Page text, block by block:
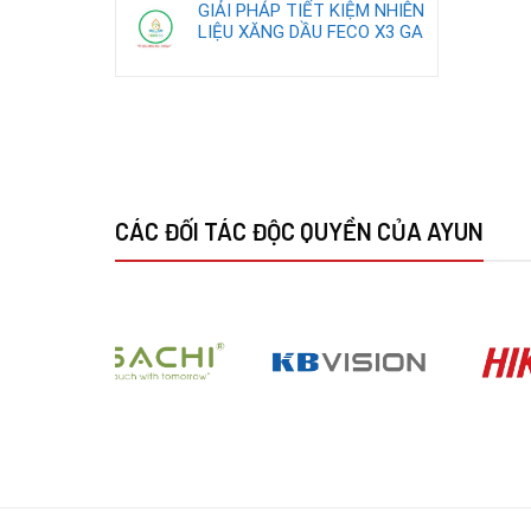
GIẢI PHÁP TIẾT KIỆM NHIÊN
LIỆU XĂNG DẦU FECO X3 GA
CÁC ĐỐI TÁC ĐỘC QUYỀN CỦA AYUN